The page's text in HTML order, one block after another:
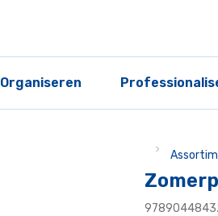
Organiseren